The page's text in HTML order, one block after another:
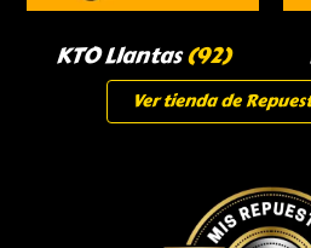
KTO Llantas(92)
Ver tienda de